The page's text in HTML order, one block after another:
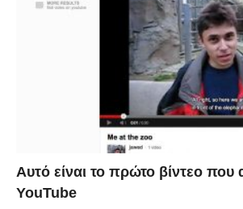
Αυτό είναι το πρώτο βίντεο που
YouTube